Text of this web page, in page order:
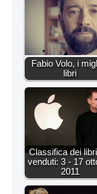
Fabio Volo, i
libri
Classifica dei
venduti: 3 - 17
2011